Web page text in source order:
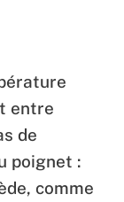
entre
de
poignet :
comme